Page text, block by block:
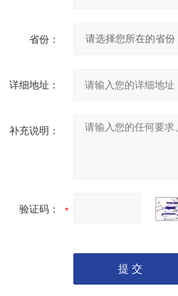
省份：
详细地址：
补充说明：
验证码：